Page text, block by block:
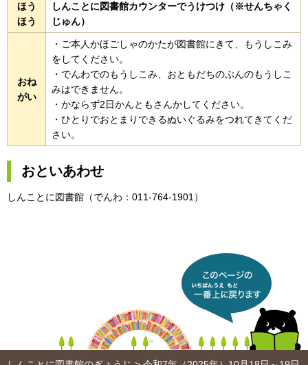
ほう
ほう
しんことに図書館カウンターでうけつけ（※せんちゃく
じゅん）
おね
がい
・ご本人かほごしゃのかたが図書館にきて、もうしこみ
をしてください。
・でんわでのもうしこみ、おともだちのぶんのもうしこ
みはできません。
・かならず2日かんともさんかしてください。
・ひとりでおとまりできるぬいぐるみをつれてきてくだ
さい。
おといあわせ
しんことに図書館（でんわ：011-764-1901）
このページの 一番上に戻り
ます